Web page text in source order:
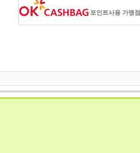
포인트사용 가맹점